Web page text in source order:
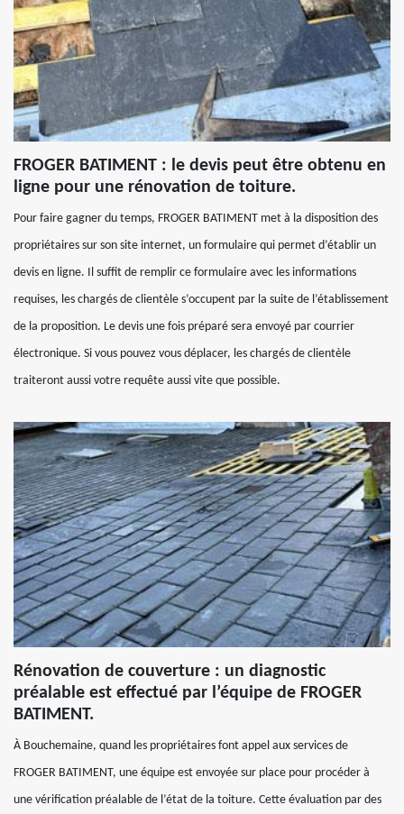
FROGER BATIMENT : le devis peut être obtenu en
ligne pour une rénovation de toiture.
Pour faire gagner du temps, FROGER BATIMENT met à la disposition des
propriétaires sur son site internet, un formulaire qui permet d’établir un
devis en ligne. Il suffit de remplir ce formulaire avec les informations
requises, les chargés de clientèle s’occupent par la suite de l’établissement
de la proposition. Le devis une fois préparé sera envoyé par courrier
électronique. Si vous pouvez vous déplacer, les chargés de clientèle
traiteront aussi votre requête aussi vite que possible.
Rénovation de couverture : un diagnostic
préalable est effectué par l’équipe de FROGER
BATIMENT.
À Bouchemaine, quand les propriétaires font appel aux services de
FROGER BATIMENT, une équipe est envoyée sur place pour procéder à
une vérification préalable de l’état de la toiture. Cette évaluation par des